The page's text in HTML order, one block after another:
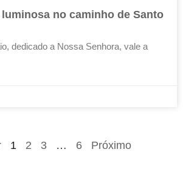
no caminho de Santo
dedicado a Nossa Senhora, vale a
1 2 3 … 6 Próximo